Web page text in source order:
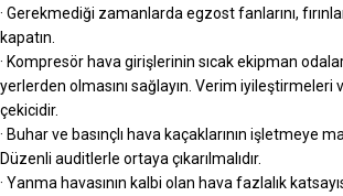
· Gerekmediği zamanlarda egzost fanlarını,
kapatın.
· Kompresör hava girişlerinin sıcak ekipman
yerlerden olmasını sağlayın. Verim iyileştirmeleri
çekicidir.
· Buhar ve basınçlı hava kaçaklarının işletmeye
Düzenli auditlerle ortaya çıkarılmalıdır.
· Yanma havasının kalbi olan hava fazlalık